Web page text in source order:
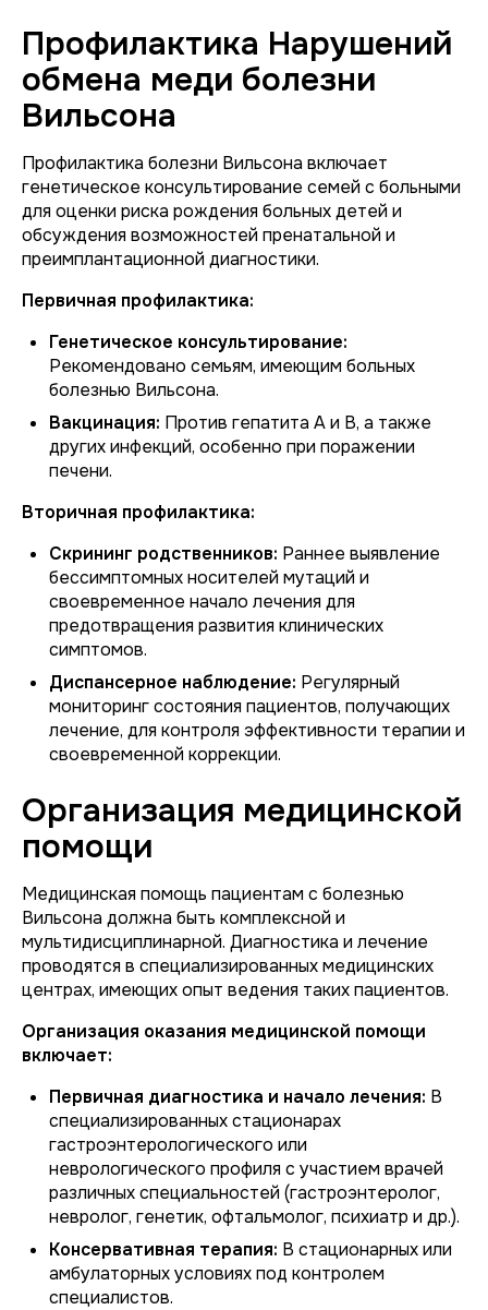
Профилактика Нарушений
обмена меди болезни
Вильсона
Профилактика болезни Вильсона включает
генетическое консультирование семей с больными
для оценки риска рождения больных детей и
обсуждения возможностей пренатальной и
преимплантационной диагностики.
Первичная профилактика:
Генетическое консультирование:
Рекомендовано семьям, имеющим больных
болезнью Вильсона.
Вакцинация: Против гепатита А и В, а также
других инфекций, особенно при поражении
печени.
Вторичная профилактика:
Скрининг родственников: Раннее выявление
бессимптомных носителей мутаций и
своевременное начало лечения для
предотвращения развития клинических
симптомов.
Диспансерное наблюдение: Регулярный
мониторинг состояния пациентов, получающих
лечение, для контроля эффективности терапии и
своевременной коррекции.
Организация медицинской
помощи
Медицинская помощь пациентам с болезнью
Вильсона должна быть комплексной и
мультидисциплинарной. Диагностика и лечение
проводятся в специализированных медицинских
центрах, имеющих опыт ведения таких пациентов.
Организация оказания медицинской помощи
включает:
Первичная диагностика и начало лечения: В
специализированных стационарах
гастроэнтерологического или
неврологического профиля с участием врачей
различных специальностей (гастроэнтеролог,
невролог, генетик, офтальмолог, психиатр и др.).
Консервативная терапия: В стационарных или
амбулаторных условиях под контролем
специалистов.